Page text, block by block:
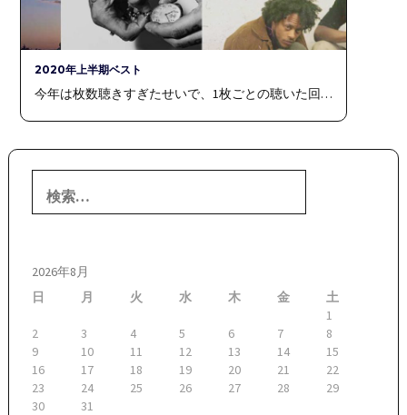
2020年上半期ベスト
今年は枚数聴きすぎたせいで、1枚ごとの聴いた回…
索:
2026年8月
日
月 火 水 木 金
土
1
2
3 4 5 6 7
8
9
10 11 12 13 14
15
16
17 18 19 20 21
22
23
24 25 26 27 28
29
30
31